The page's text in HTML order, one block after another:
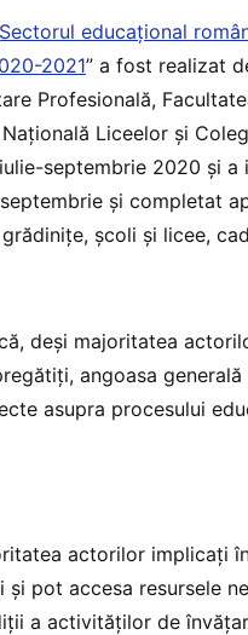
educațional
2021” a fost realizat
Profesională,
Liceelor și
septembrie 2020 și a
și completat
școli și licee,
deși majoritatea
angoasa
asupra procesului
actorilor implicați
pot accesa resursele
a activităților de